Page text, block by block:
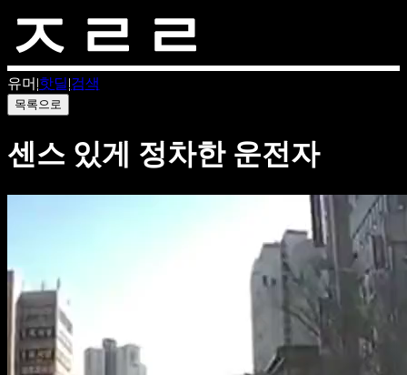
유머 |핫딜|검색
목록으로
센스 있게 정차한 운전자